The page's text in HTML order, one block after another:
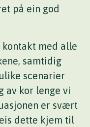
på ein god
med alle
samtidig
scenarier
av kor lenge vi
er svært
dette kjem til